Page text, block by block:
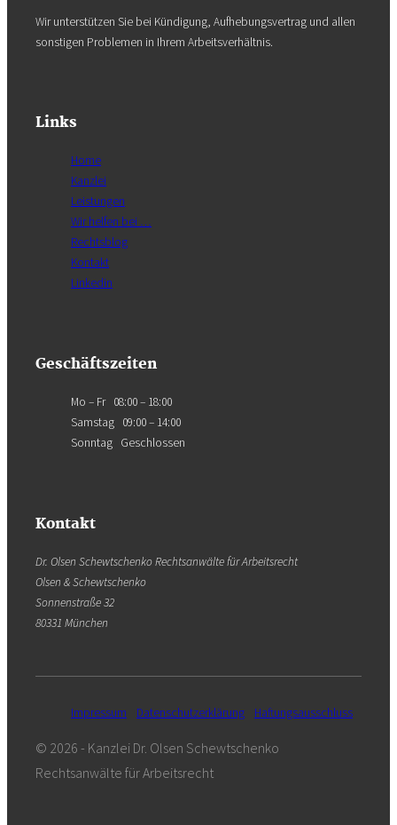
Wir unterstützen Sie bei Kündigung, Aufhebungsvertrag und allen
sonstigen Problemen in Ihrem Arbeitsverhältnis.
Links
Home
Kanzlei
Leistungen
Wir helfen bei …
Rechtsblog
Kontakt
Linkedin
Geschäftszeiten
Mo – Fr 08:00 – 18:00
Samstag 09:00 – 14:00
Sonntag Geschlossen
Kontakt
Dr. Olsen Schewtschenko Rechtsanwälte für Arbeitsrecht
Olsen & Schewtschenko
Sonnenstraße 32
80331 München
Impressum Datenschutzerklärung Haftungsausschluss
© 2026 - Kanzlei Dr. Olsen Schewtschenko
Rechtsanwälte für Arbeitsrecht